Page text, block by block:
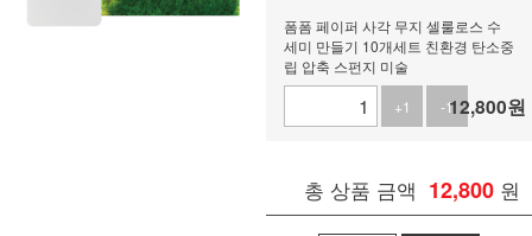
폼폼 페이퍼 사각 무지 셀룰로스 수
세미 만들기 10개세트 친환경 탄소중
립 압축 스펀지 미술
+1
-112,800원
총 상품 금액 12,800 원